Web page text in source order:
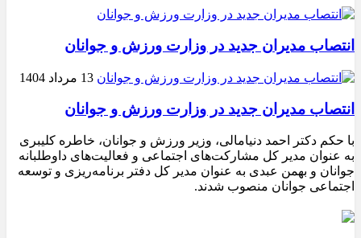
انتصاب مدیران جدید در وزارت ورزش و جوانان
13 مرداد 1404
انتصاب مدیران جدید در وزارت ورزش و جوانان
با حکم دکتر احمد دنیامالی، وزیر ورزش و جوانان، خاطره کلیبری
به عنوان مدیر کل مشارکت‌های اجتماعی و فعالیت‌های داوطلبانه
جوانان و بهمن عبدی به عنوان مدیر کل دفتر برنامه‌ریزی و توسعه
اجتماعی جوانان منصوب شدند.